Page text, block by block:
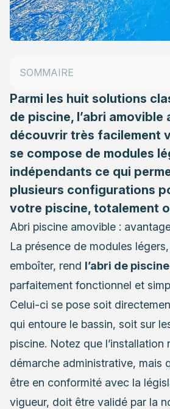
Parmi les huit solutions
de piscine, l’abri amovible
découvrir très facilement
se compose de modules
indépendants ce qui
plusieurs configurations
votre piscine, totalement
Abri piscine amovible :
La présence de modules
emboîter, rend l’abri de
parfaitement fonctionnel et
Celui-ci se pose soit
qui entoure le bassin, soit sur
piscine. Notez que l’installation
démarche administrative, mais
être en conformité avec la
vigueur, doit être validé par la
SOMMAIRE
L’installation en kit : gare aux